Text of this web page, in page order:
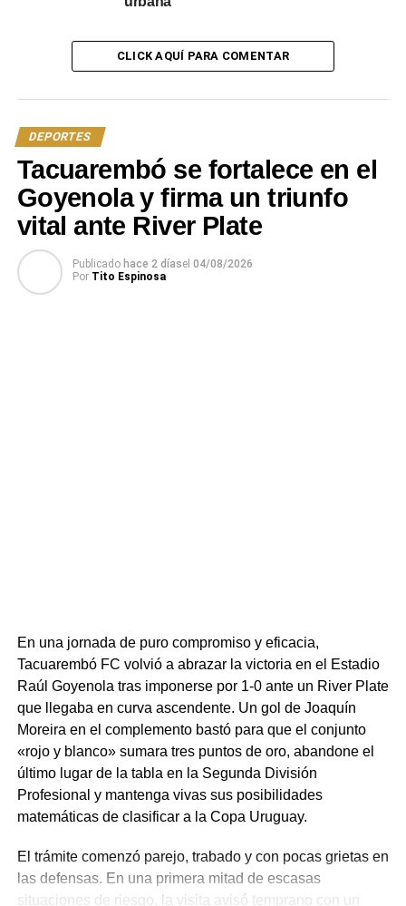
TACUAREMBÓ
A CONTINUACIÓN
NO SE PIERDA
Procesan a una escribana en Tacuarembó por
estafa y falsificación de documentos públicos
CLICK AQUÍ PARA COMENTAR
DEPORTES
Tacuarembó se fortalece en el
Goyenola y firma un triunfo
vital ante River Plate
Publicado hace 2 díasel 04/08/2026
Por Tito Espinosa
En una jornada de puro compromiso y eficacia,
Tacuarembó FC volvió a abrazar la victoria en el Estadio
Raúl Goyenola tras imponerse por 1-0 ante un River Plate
que llegaba en curva ascendente. Un gol de Joaquín
Moreira en el complemento bastó para que el conjunto
«rojo y blanco» sumara tres puntos de oro, abandone el
último lugar de la tabla en la Segunda División
Profesional y mantenga vivas sus posibilidades
matemáticas de clasificar a la Copa Uruguay.
El trámite comenzó parejo, trabado y con pocas grietas en
las defensas. En una primera mitad de escasas
situaciones de riesgo, la visita avisó temprano con un